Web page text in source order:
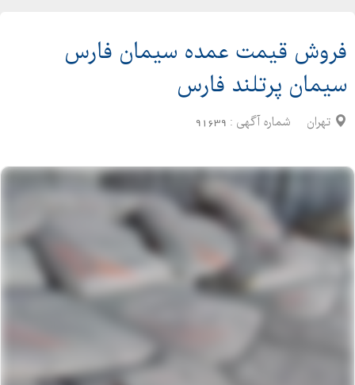
فروش قیمت عمده سیمان فارس
سیمان پرتلند فارس
تهران شماره آگهی : 91639